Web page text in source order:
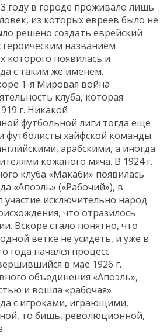
году в городе проживало лишь
из которых евреев было не
решено создать еврейский
названием
которого появилась и
с таким же именем.
1-я Мировая война
клуба, которая
г. Никакой
футбольной лиги тогда еще
футболисты хайфской команды
арабскими, а иногда
кожаного мяча. В 1924 г.
клуба «Макаби» появилась
«Апоэль» («Рабочий»), в
исключительно народ
что отразилось
Вскоре стало понятно, что
ветке не усидеть, и уже в
года начался процесс
в мае 1926 г.
объединения «Апоэль»,
и вошла «рабочая»
с игроками, играющими,
то бишь, революционной,